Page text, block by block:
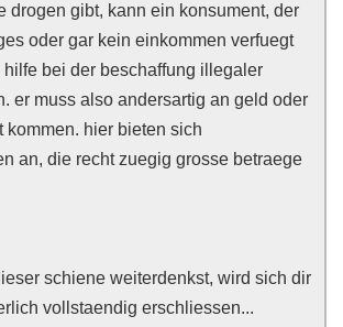
drogen gibt, kann ein konsument, der
oder gar kein einkommen verfuegt
hilfe bei der beschaffung illegaler
er muss also andersartig an geld oder
kommen. hier bieten sich
an, die recht zuegig grosse betraege
schiene weiterdenkst, wird sich dir
vollstaendig erschliessen...